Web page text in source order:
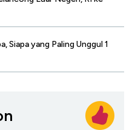
Siapa yang Paling Unggul 1